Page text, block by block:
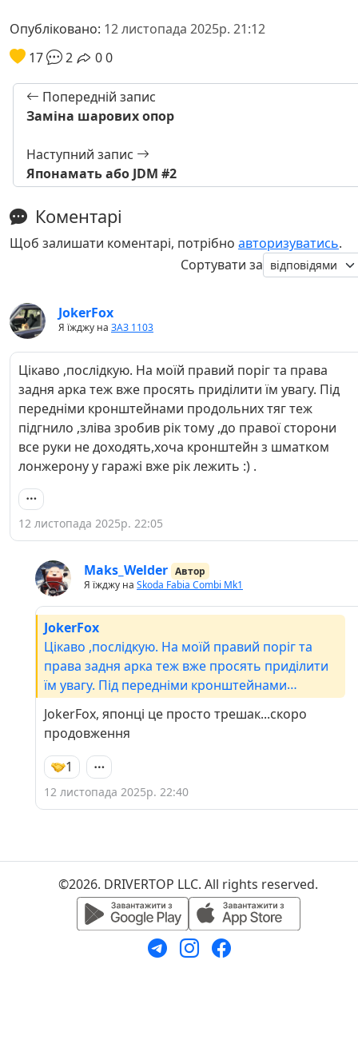
Опубліковано: 12 листопада 2025р. 21:12
17
2 00
Попередній запис
Заміна шарових опор
Наступний запис
Японамать або JDM #2
Коментарі
Щоб залишати коментарі, потрібно авторизуватись.
Сортувати за
JokerFox
Я їжджу на ЗАЗ 1103
Цікаво ,послідкую. На моїй правий поріг та права
задня арка теж вже просять приділити їм увагу. Під
передніми кронштейнами продольних тяг теж
підгнило ,зліва зробив рік тому ,до правої сторони
все руки не доходять,хоча кронштейн з шматком
лонжерону у гаражі вже рік лежить :) .
12 листопада 2025р. 22:05
Maks_Welder Автор
Я їжджу на Skoda Fabia Combi Mk1
JokerFox
Цікаво ,послідкую. На моїй правий поріг та
права задня арка теж вже просять приділити
їм увагу. Під передніми кронштейнами
продольних тяг теж підгнило ,зліва зробив рік
тому ,до правої сторони все руки не
доходять,хоча кронштейн з шматком
лонжерону у гаражі вже рік лежить :) .
JokerFox, японці це просто трешак...скоро
продовження
1
12 листопада 2025р. 22:40
©2026. DRIVERTOP LLC. All rights reserved.